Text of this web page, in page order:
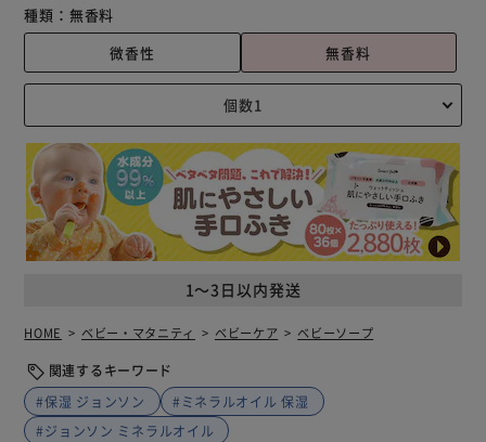
種類： 無香料
微香性
無香料
1～3日以内発送
HOME ベビー・マタニティ ベビーケア ベビーソープ
関連するキーワード
#保湿 ジョンソン
#ミネラルオイル 保湿
#ジョンソン ミネラルオイル